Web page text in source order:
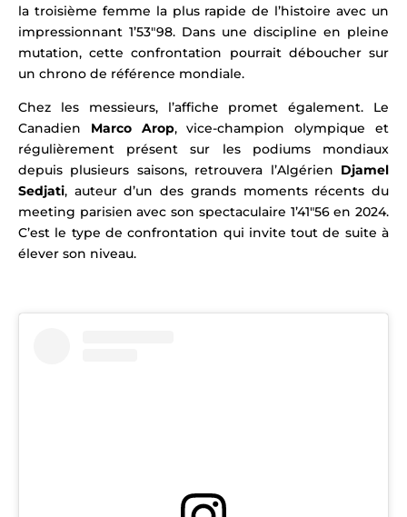
la troisième femme la plus rapide de l’histoireavec un
impressionnant 1’53″98. Dans une discipline en pleine
mutation, cette confrontation pourrait déboucher sur
un chrono de référence mondiale.
Chez les messieurs, l’affiche promet également. Le
Canadien Marco Arop, vice-champion olympique et
régulièrement présent sur les podiums mondiaux
depuis plusieurs saisons, retrouvera l’Algérien Djamel
Sedjati, auteur d’un des grands moments récents du
meeting parisien avec son spectaculaire 1’41″56 en 2024.
C’est le type de confrontation qui invite tout de suite à
élever son niveau.